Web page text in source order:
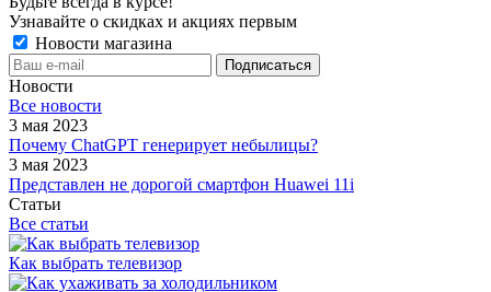
Узнавайте о скидках и акциях первым
Новости магазина
Новости
Все новости
3 мая 2023
Почему ChatGPT генерирует небылицы?
3 мая 2023
Представлен не дорогой смартфон Huawei 11i
Статьи
Все статьи
Как выбрать телевизор